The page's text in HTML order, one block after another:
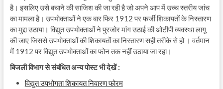
है। इसलिए उसे बचाने की साजिश की जा रही है जो अपने आप में उच्च स्तरीय जांच
का मामला है। उपभोक्ताओं ने एक बार फिर 1912 पर फर्जी शिकायतों के निस्तारण
का मुद्दा उठाया। विद्युत उपभोक्ताओं ने पुरजोर मांग उठाई की ओटीपी व्यवस्था लागू
की जाए जिससे उपभोक्ताओं की शिकायतों का निस्तारण सही तरीके से हो । वर्तमान
में 1912 पर विद्युत उपभोक्ताओं का फोन तक नहीं उठाया जा रहा।
बिजली विभाग से संबंधित अन्य पोस्ट भी देखें :
विद्युत उपभोगता शिकायत निवारण फोरम